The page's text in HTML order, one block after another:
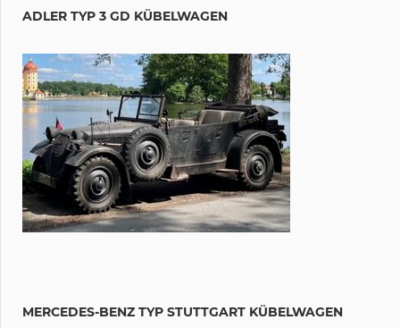
ADLER TYP 3 GD KÜBELWAGEN
MERCEDES-BENZ TYP STUTTGART KÜBELWAGEN